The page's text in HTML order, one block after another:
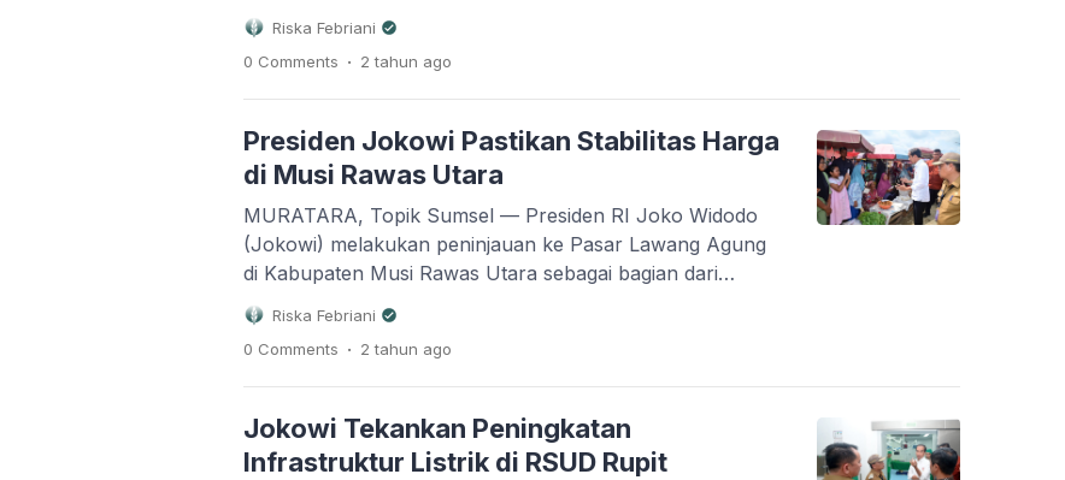
kenyamanannya dalam berinvestasi terganggu oleh
adanya serangan ujaran kebencian dan berita hoaks
terkait isu lingkungan. Perusahaan yang beroperasi di
Kecamatan Rawas Ilir tersebut menjadi sasaran berita
hoaks berulang kali, dengan opini yang berbeda-beda,
yang disuarakan […]
Riska Febriani
0 Comments . 2 tahun ago
Presiden Jokowi Pastikan Stabilitas Harga
di Musi Rawas Utara
MURATARA, Topik Sumsel — Presiden RI Joko Widodo
(Jokowi) melakukan peninjauan ke Pasar Lawang Agung
di Kabupaten Musi Rawas Utara sebagai bagian dari
agenda kunjungannya ke Sumatra Selatan, Kamis
(30/05/2024). Tujuan utama peninjauan ini adalah untuk
memastikan stabilitas harga bahan pokok di pasar lokal.
Dalam keterangan pers usai peninjauan, Presiden Jokowi
menyampaikan bahwa situasi harga […]
Riska Febriani
0 Comments . 2 tahun ago
Jokowi Tekankan Peningkatan
Infrastruktur Listrik di RSUD Rupit